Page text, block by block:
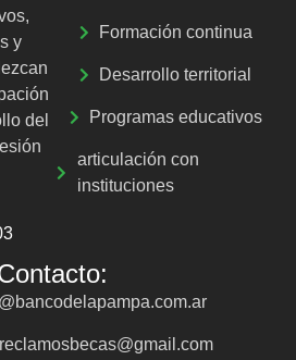
y
del
Formación continua
Desarrollo territorial
Programas educativos
articulación con
instituciones